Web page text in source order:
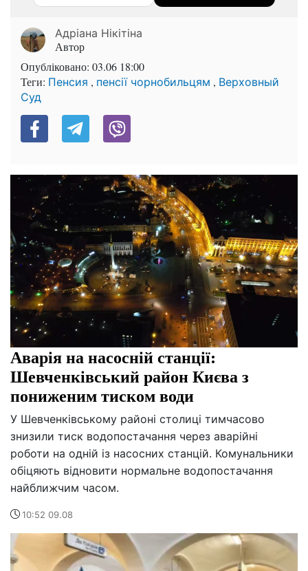
Адріана Нікітіна
Автор
Опубліковано: 03.06 18:00
Теги: Пенсия , пенсії чорнобильцям , Верховный
Суд
Аварія на насосній станції:
Шевченківський район Києва з
пониженим тиском води
У Шевченківському районі столиці тимчасово
знизили тиск водопостачання через аварійні
роботи на одній із насосних станцій. Комунальники
обіцяють відновити нормальне водопостачання
найближчим часом.
10:52 09.08